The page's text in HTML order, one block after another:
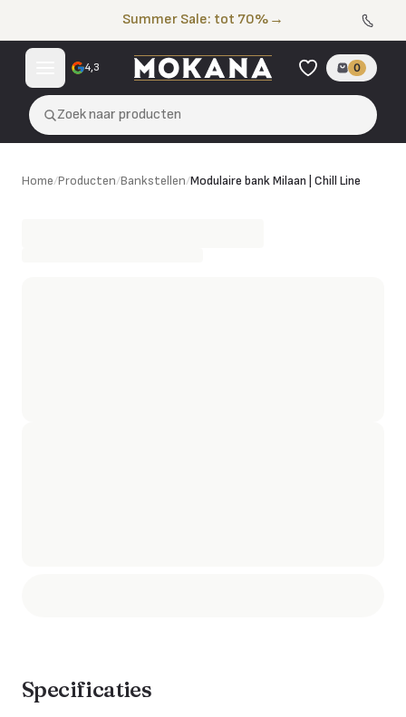
Summer Sale: tot 70% →
4,3 0
Zoek naar producten
Modulaire bank Milaan | Chill Line
Home/Producten/Bankstellen/Modulaire bank Milaan | Chill Line
Specificaties